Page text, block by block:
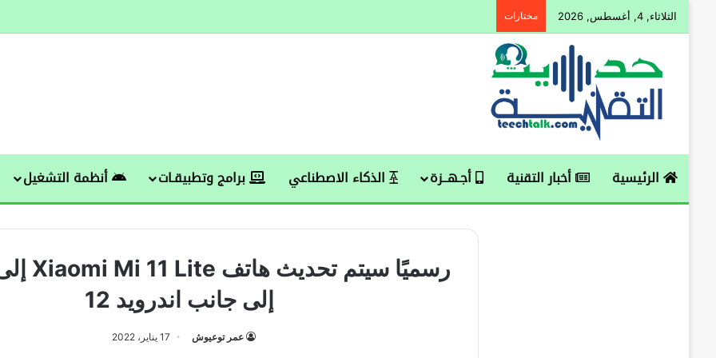
الثلاثاء, 4, أغسطس, 2026 مختارات
الرئيسية أخبار التقنية أجـهــزة الذكاء الاصطناعي برامج وتطبيقـات أنظمة التشغيل
إلى جانب اندرويد 12
عمر توعيوش 17 يناير، 2022